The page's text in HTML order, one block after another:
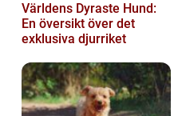
Världens Dyraste Hund:
En översikt över det
exklusiva djurriket